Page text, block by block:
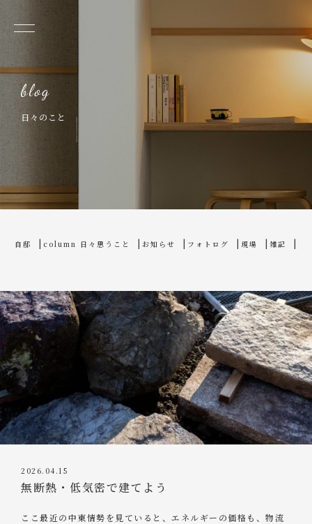
日々のこと
home blog
自邸 column 日々思うこと お知らせ フォトログ 現場 雑記
2026.04.15
無断熱・低気密で建てよう
ここ最近の中東情勢を見ていると、エネルギーの価格も、物流